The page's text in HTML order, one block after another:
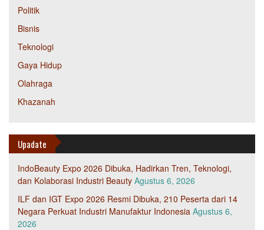
Politik
Bisnis
Teknologi
Gaya Hidup
Olahraga
Khazanah
Upadate
IndoBeauty Expo 2026 Dibuka, Hadirkan Tren, Teknologi,
dan Kolaborasi Industri Beauty Agustus 6, 2026
ILF dan IGT Expo 2026 Resmi Dibuka, 210 Peserta dari 14
Negara Perkuat Industri Manufaktur Indonesia Agustus 6,
2026